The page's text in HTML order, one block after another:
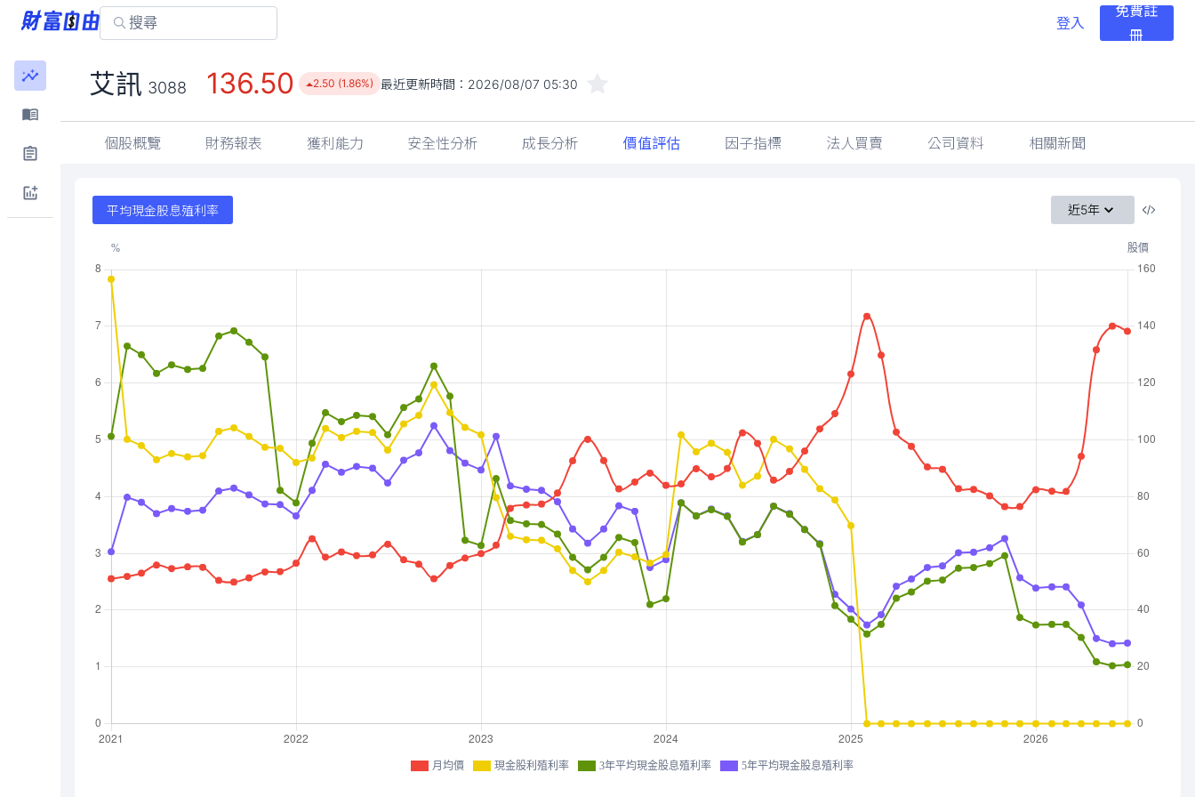
登入
免費註
冊
艾訊 3088 136.50 2.50 (1.86%) 最近更新時間： 2026/08/07 05:30
個股概覽 財務報表 獲利能力 安全性分析 成長分析 價值評估 因子指標 法人買賣 公司資料 相關新聞
平均現金股息殖利率 近5年
月均價 現金股利殖利率 3年平均現金股息殖利率 5年平均現金股息殖利率